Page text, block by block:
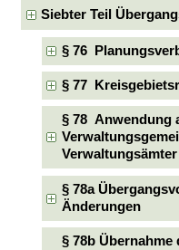
Siebter Teil
§ 76
§ 77
§ 78 Anwendung
Verwaltungsämter
§ 78a
Änderungen
§ 78b